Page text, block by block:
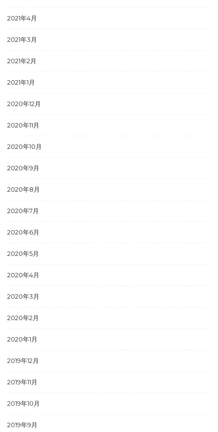
2021年4月
2021年3月
2021年2月
2021年1月
2020年12月
2020年11月
2020年10月
2020年9月
2020年8月
2020年7月
2020年6月
2020年5月
2020年4月
2020年3月
2020年2月
2020年1月
2019年12月
2019年11月
2019年10月
2019年9月